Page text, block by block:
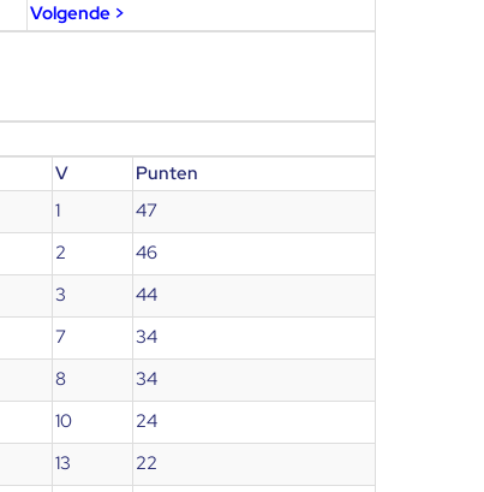
Volgende >
V
Punten
1
47
2
46
3
44
7
34
8
34
10
24
13
22